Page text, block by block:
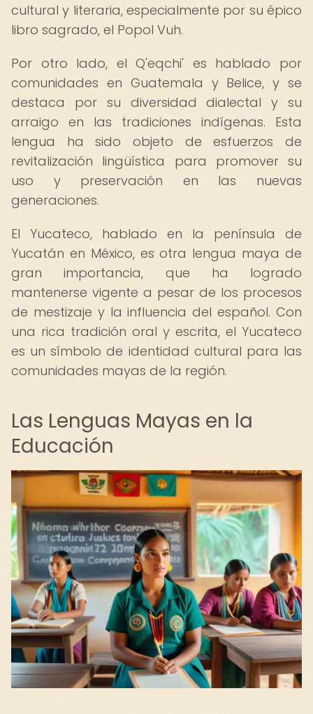
cultural y literaria, especialmente por su épico
libro sagrado, el Popol Vuh.
Por otro lado, el Q'eqchi' es hablado por
comunidades en Guatemala y Belice, y se
destaca por su diversidad dialectal y su
arraigo en las tradiciones indígenas. Esta
lengua ha sido objeto de esfuerzos de
revitalización lingüística para promover su
uso y preservación en las nuevas
generaciones.
El Yucateco, hablado en la península de
Yucatán en México, es otra lengua maya de
gran importancia, que ha logrado
mantenerse vigente a pesar de los procesos
de mestizaje y la influencia del español. Con
una rica tradición oral y escrita, el Yucateco
es un símbolo de identidad cultural para las
comunidades mayas de la región.
Las Lenguas Mayas en la
Educación